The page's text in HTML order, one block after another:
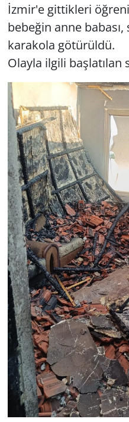
İzmir'e gittikleri
bebeğin anne
karakola götürüldü.
Olayla ilgili